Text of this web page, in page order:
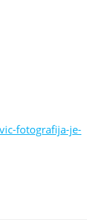
fotografija-je-